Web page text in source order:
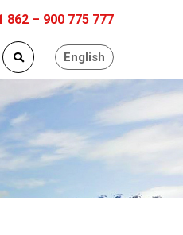
862 – 900 775 777
English